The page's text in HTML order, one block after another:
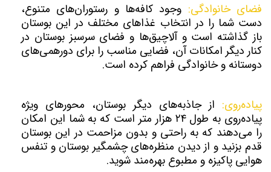
فضای خانوادگی: وجود کافه‌ها و رستوران‌های متنوع،
دست شما را در انتخاب غذاهای مختلف در این بوستان
باز گذاشته است و آلاچیق‌ها و فضای سرسبز بوستان در
کنار دیگر امکانات آن، فضایی مناسب را برای دورهمی‌های
دوستانه و خانوادگی فراهم کرده است.
پیاده‌روی: از جاذبه‌های دیگر بوستان، محور‌های ویژه
پیاده‌روی به طول ۲۴ هزار متر است که به شما این امکان
را می‌دهند که به‌ راحتی و بدون مزاحمت در این بوستان
قدم بزنید و از دیدن منظره‌های چشمگیر بوستان و تنفس
هوایی پاکیزه و مطبوع بهره‌مند شوید.